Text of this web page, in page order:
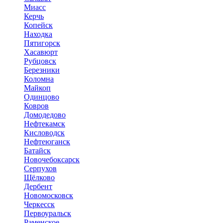
Миасс
Керчь
Копейск
Находка
Пятигорск
Хасавюрт
Рубцовск
Березники
Коломна
Майкоп
Одинцово
Ковров
Домодедово
Нефтекамск
Кисловодск
Нефтеюганск
Батайск
Новочебоксарск
Серпухов
Щёлково
Дербент
Новомосковск
Черкесск
Первоуральск